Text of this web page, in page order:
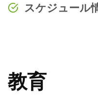
スケジュール
教育